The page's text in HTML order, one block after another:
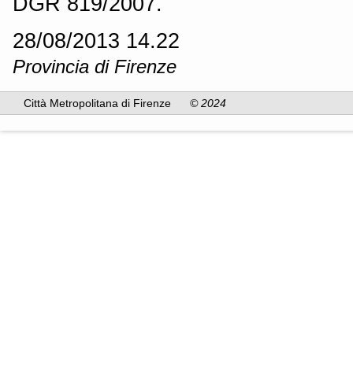
28/08/2013 14.22
Provincia di Firenze
Città Metropolitana di Firenze © 2024